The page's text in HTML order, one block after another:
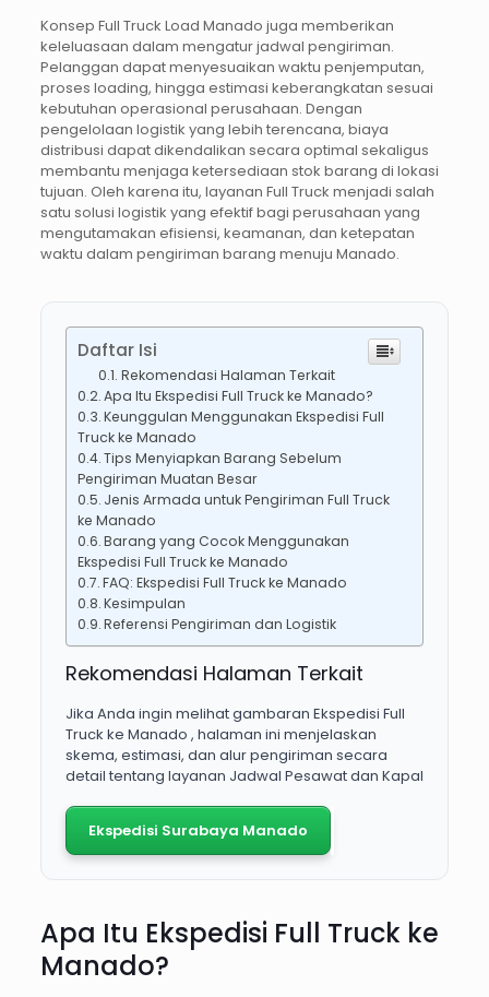
Konsep Full Truck Load Manado juga memberikan
keleluasaan dalam mengatur jadwal pengiriman.
Pelanggan dapat menyesuaikan waktu penjemputan,
proses loading, hingga estimasi keberangkatan sesuai
kebutuhan operasional perusahaan. Dengan
pengelolaan logistik yang lebih terencana, biaya
distribusi dapat dikendalikan secara optimal sekaligus
membantu menjaga ketersediaan stok barang di lokasi
tujuan. Oleh karena itu, layanan Full Truck menjadi salah
satu solusi logistik yang efektif bagi perusahaan yang
mengutamakan efisiensi, keamanan, dan ketepatan
waktu dalam pengiriman barang menuju Manado.
Daftar Isi
Rekomendasi Halaman Terkait
Apa Itu Ekspedisi Full Truck ke Manado?
Keunggulan Menggunakan Ekspedisi Full
Truck ke Manado
Tips Menyiapkan Barang Sebelum
Pengiriman Muatan Besar
Jenis Armada untuk Pengiriman Full Truck
ke Manado
Barang yang Cocok Menggunakan
Ekspedisi Full Truck ke Manado
FAQ: Ekspedisi Full Truck ke Manado
Kesimpulan
Referensi Pengiriman dan Logistik
Rekomendasi Halaman Terkait
Jika Anda ingin melihat gambaran Ekspedisi Full
Truck ke Manado , halaman ini menjelaskan
skema, estimasi, dan alur pengiriman secara
detail tentang layanan Jadwal Pesawat dan Kapal
Ekspedisi Surabaya Manado
Apa Itu Ekspedisi Full Truck ke
Manado?